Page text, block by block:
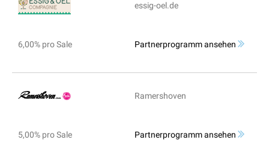
essig-oel.de
6,00% pro Sale Partnerprogramm ansehen
Ramershoven
5,00% pro Sale Partnerprogramm ansehen